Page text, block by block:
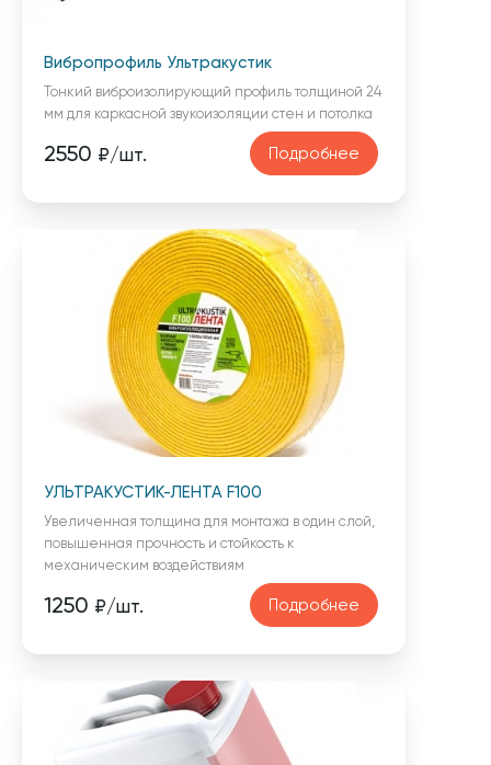
Вибропрофиль Ультракустик
Тонкий виброизолирующий профиль толщиной 24
мм для каркасной звукоизоляции стен и потолка
2550 ₽/шт. Подробнее
УЛЬТРАКУСТИК-ЛЕНТА F100
Увеличенная толщина для монтажа в один слой,
повышенная прочность и стойкость к
механическим воздействиям
1250 ₽/шт. Подробнее